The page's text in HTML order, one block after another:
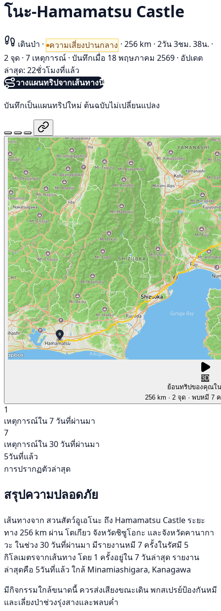
โนะ-Hamamatsu Castle
เดินป่า · ความเสี่ยงปานกลาง · 256 km · 2วัน 3ชม. 38น. ·
2 จุด · 7 เหตุการณ์ · บันทึกเมื่อ 18 พฤษภาคม 2569 · อัปเดต
ล่าสุด: 22ชั่วโมงที่แล้ว
วางแผนทริปจากเส้นทางนี้
บันทึกเป็นแผนทริปใหม่ ต้นฉบับไม่เปลี่ยนแปลง
3D
ย้อนทริปของคุณใ
256 km · 2 จุด · พบหมี 7
1
เหตุการณ์ใน 7 วันที่ผ่านมา
7
เหตุการณ์ใน 30 วันที่ผ่านมา
5วันที่แล้ว
การปรากฏตัวล่าสุด
สรุปความปลอดภัย
เส้นทางจาก สวนสัตว์อูเอโนะ ถึง Hamamatsu Castle ระยะ
ทาง 256 km ผ่าน โตเกียว จังหวัดชิซูโอกะ และจังหวัดคานากา
วะ ในช่วง 30 วันที่ผ่านมา มีรายงานหมี 7 ครั้งในรัศมี 5
กิโลเมตรจากเส้นทาง โดย 1 ครั้งอยู่ใน 7 วันล่าสุด รายงาน
ล่าสุดคือ 5วันที่แล้ว ใกล้ Minamiashigara, Kanagawa
มีกิจกรรมใกล้ขนาดนี้ ควรส่งเสียงขณะเดิน พกสเปรย์ป้องกันหมี
และเลี่ยงป่าช่วงรุ่งสางและพลบค่ำ